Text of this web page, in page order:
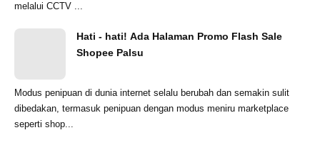
melalui CCTV ...
Hati - hati! Ada Halaman Promo Flash Sale
Shopee Palsu
Modus penipuan di dunia internet selalu berubah dan semakin sulit
dibedakan, termasuk penipuan dengan modus meniru marketplace
seperti shop...